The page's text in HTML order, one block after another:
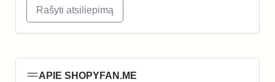
Rašyti atsiliepimą
APIE SHOPYFAN.ME